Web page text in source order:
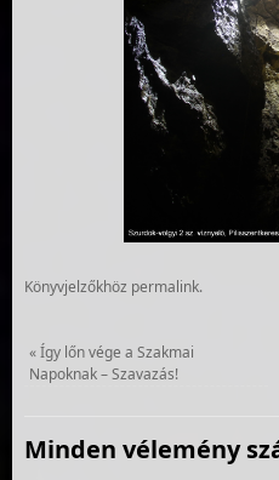
Könyvjelzőkhöz permalink.
«Így lőn vége a Szakmai
Napoknak – Szavazás!
Minden vélemény